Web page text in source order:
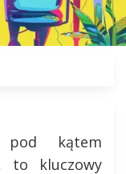
pod kątem
to kluczowy